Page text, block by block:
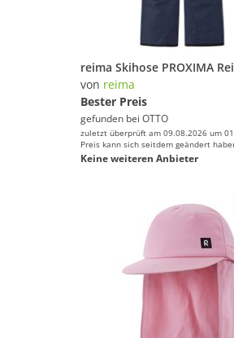
von reima
Bester Preis
gefunden bei OTTO
zuletzt überprüft am 09.08.2026 um
Preis kann sich seitdem geändert
Keine weiteren Anbieter